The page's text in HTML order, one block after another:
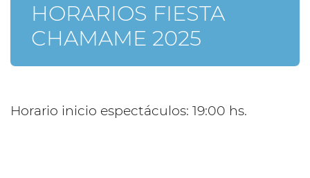
HORARIOS FIESTA
CHAMAME 2025
Horario inicio espectáculos: 19:00 hs.